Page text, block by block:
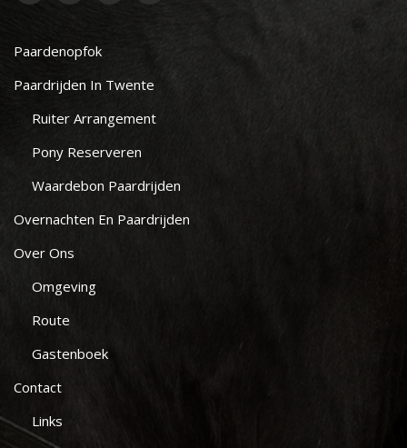
Paardenopfok
Paardrijden In Twente
Ruiter Arrangement
Pony Reserveren
Waardebon Paardrijden
Overnachten En Paardrijden
Over Ons
Omgeving
Route
Gastenboek
Contact
Links